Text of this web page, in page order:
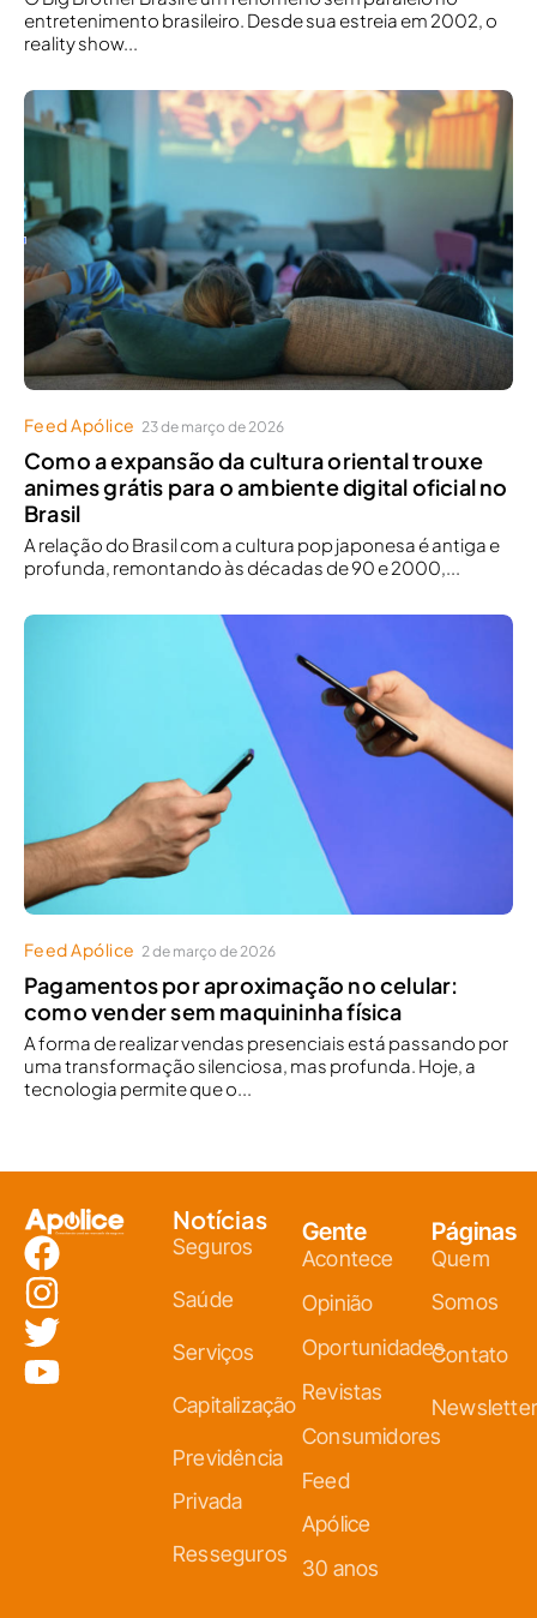
entretenimento brasileiro. Desde sua estreia em 2002, o
reality show...
Feed Apólice 23 de março de 2026
Como a expansão da cultura oriental trouxe
animes grátis para o ambiente digital oficial no
Brasil
A relação do Brasil com a cultura pop japonesa é antiga e
profunda, remontando às décadas de 90 e 2000,...
Feed Apólice 2 de março de 2026
Pagamentos por aproximação no celular:
como vender sem maquininha física
A forma de realizar vendas presenciais está passando por
uma transformação silenciosa, mas profunda. Hoje, a
tecnologia permite que o...
Notícias
Seguros
Saúde
Serviços
Capitalização
Previdência
Privada
Resseguros
Gente
Acontece
Opinião
Oportunidades
Revistas
Consumidores
Feed
Apólice
30 anos
Páginas
Quem
Somos
Contato
Newsletter